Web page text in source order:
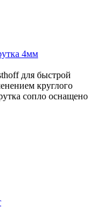
4мм
для быстрой
круглого
сопло оснащено